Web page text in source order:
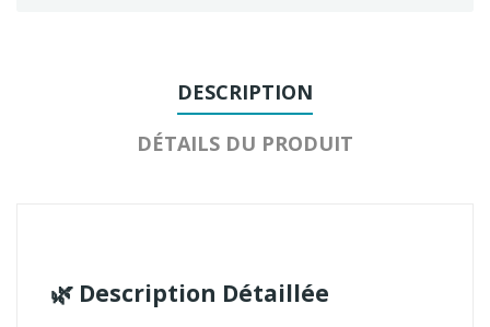
DESCRIPTION
DÉTAILS DU PRODUIT
🌿 Description Détaillée